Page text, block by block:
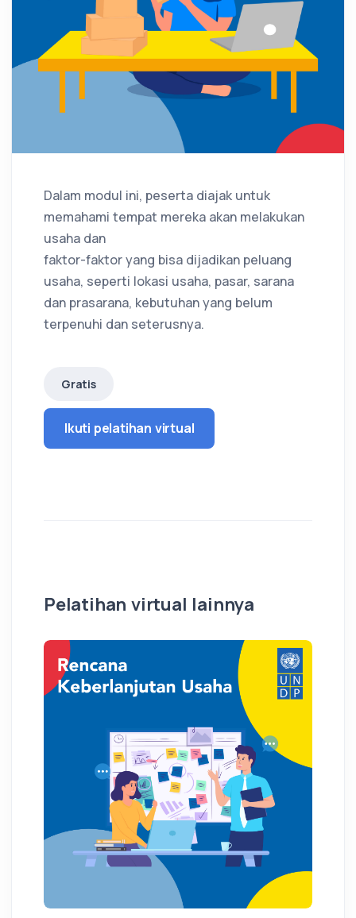
Dalam modul ini, peserta diajak untuk
memahami tempat mereka akan melakukan
usaha dan
faktor-faktor yang bisa dijadikan peluang
usaha, seperti lokasi usaha, pasar, sarana
dan prasarana, kebutuhan yang belum
terpenuhi dan seterusnya.
Gratis
Ikuti pelatihan virtual
Pelatihan virtual lainnya